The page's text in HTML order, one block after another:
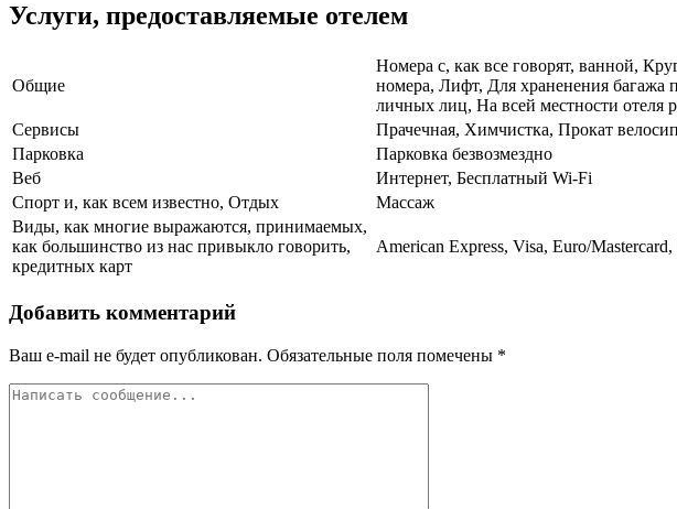
Услуги, предоставляемые отелем
Общие
Номера с, как все говорят, ванной,
номера, Лифт, Для храненения багажа
личных лиц, На всей местности отеля
Сервисы
Прачечная, Химчистка, Прокат
Парковка
Парковка безвозмездно
Веб
Интернет, Бесплатный Wi-Fi
Спорт и, как всем известно, Отдых
Массаж
Виды, как многие выражаются, принимаемых,
как большинство из нас привыкло говорить,
кредитных карт
American Express, Visa, Euro/
Добавить комментарий
Ваш e-mail не будет опубликован. Обязательные поля помечены *